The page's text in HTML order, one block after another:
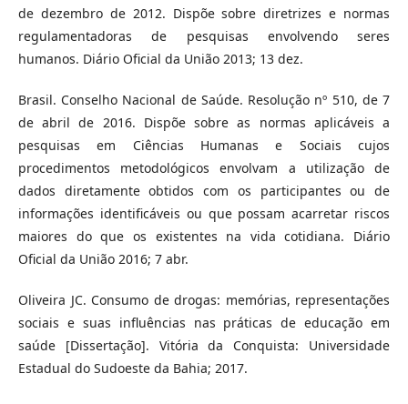
de dezembro de 2012. Dispõe sobre diretrizes e normas
regulamentadoras de pesquisas envolvendo seres
humanos. Diário Oficial da União 2013; 13 dez.
Brasil. Conselho Nacional de Saúde. Resolução nº 510, de 7
de abril de 2016. Dispõe sobre as normas aplicáveis a
pesquisas em Ciências Humanas e Sociais cujos
procedimentos metodológicos envolvam a utilização de
dados diretamente obtidos com os participantes ou de
informações identificáveis ou que possam acarretar riscos
maiores do que os existentes na vida cotidiana. Diário
Oficial da União 2016; 7 abr.
Oliveira JC. Consumo de drogas: memórias, representações
sociais e suas influências nas práticas de educação em
saúde [Dissertação]. Vitória da Conquista: Universidade
Estadual do Sudoeste da Bahia; 2017.